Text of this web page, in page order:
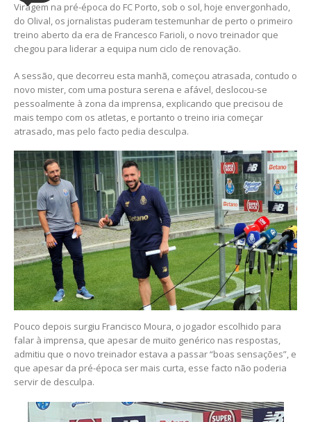
Viragem na pré-época do FC Porto, sob o sol, hoje envergonhado,
do Olival, os jornalistas puderam testemunhar de perto o primeiro
treino aberto da era de Francesco Farioli, o novo treinador que
chegou para liderar a equipa num ciclo de renovação.
A sessão, que decorreu esta manhã, começou atrasada, contudo o
novo mister, com uma postura serena e afável, deslocou-se
pessoalmente à zona da imprensa, explicando que precisou de
mais tempo com os atletas, e portanto o treino iria começar
atrasado, mas pelo facto pedia desculpa.
Pouco depois surgiu Francisco Moura, o jogador escolhido para
falar à imprensa, que apesar de muito genérico nas respostas,
admitiu que o novo treinador estava a passar “boas sensações”, e
que apesar da pré-época ser mais curta, esse facto não poderia
servir de desculpa.